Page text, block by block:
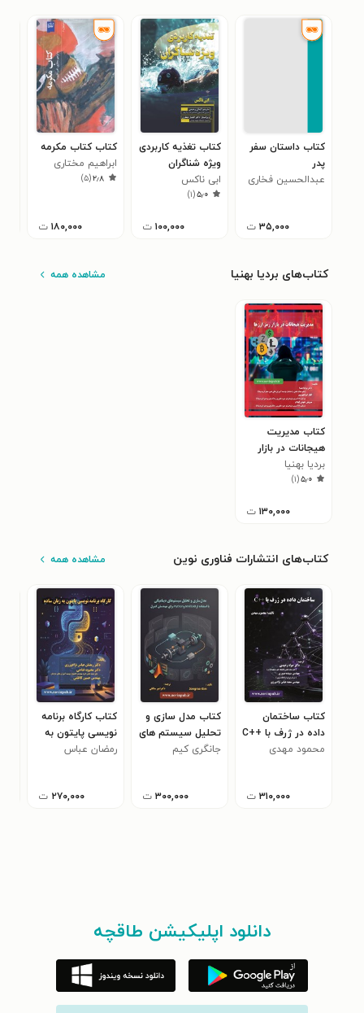
کتاب داستان سفر
پدر
عبدالحسین فخاری
۳۵,۰۰۰ ت
کتاب تغذیه کاربردی
ویژه شناگران
ابی ناکس
۵٫۰(۱)
۱۰۰,۰۰۰ ت
کتاب کتاب مکرمه
ابراهیم مختاری
۲٫۸(۵)
۱۸۰,۰۰۰ ت
کتاب‌های بردیا بهنیا مشاهده همه
کتاب مدیریت
هیجانات در بازار
رمز ارزها
بردیا بهنیا
۵٫۰(۱)
۱۳۰,۰۰۰ ت
کتاب‌های انتشارات فناوری نوین مشاهده همه
کتاب ساختمان
داده در ژرف با ++C
محمود مهدی
۳۱۰,۰۰۰ ت
کتاب مدل سازی و
تحلیل سیستم های
دینامیکی با استفاده
مهندسان کنترل
جانگری کیم
۳۰۰,۰۰۰ ت
کتاب کارگاه برنامه
نویسی پایتون به
زبان ساده
رمضان عباس
۲۷۰,۰۰۰ ت
دانلود اپلیکیشن طاقچه